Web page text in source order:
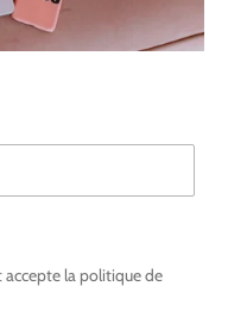
accepte la politique de